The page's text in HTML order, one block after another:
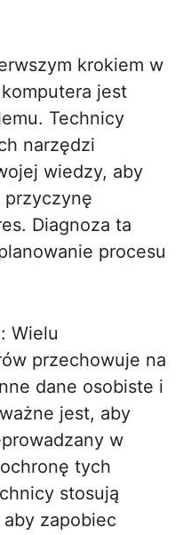
krokiem w
jest
Technicy
narzędzi
wiedzy, aby
Diagnoza ta
procesu
Wielu
przechowuje na
dane osobiste i
jest, aby
w
tych
stosują
zapobiec